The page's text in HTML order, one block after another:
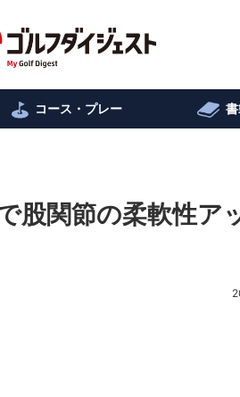
コース・プレー
股関節の柔軟性ア